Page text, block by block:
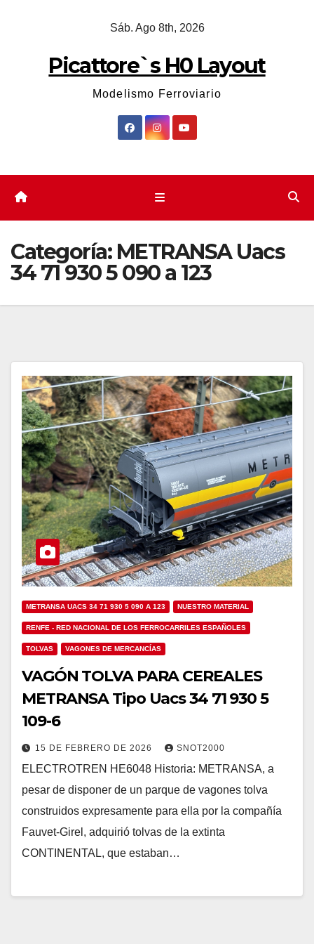
Sáb. Ago 8th, 2026
Picattore`s H0 Layout
Modelismo Ferroviario
Categoría: METRANSA Uacs
34 71 930 5 090 a 123
METRANSA UACS 34 71 930 5 090 A 123 NUESTRO MATERIAL
RENFE - RED NACIONAL DE LOS FERROCARRILES ESPAÑOLES
TOLVAS VAGONES DE MERCANCÍAS
VAGÓN TOLVA PARA CEREALES
METRANSA Tipo Uacs 34 71 930 5
109-6
15 DE FEBRERO DE 2026 SNOT2000
ELECTROTREN HE6048 Historia: METRANSA, a
pesar de disponer de un parque de vagones tolva
construidos expresamente para ella por la compañía
Fauvet-Girel, adquirió tolvas de la extinta
CONTINENTAL, que estaban…